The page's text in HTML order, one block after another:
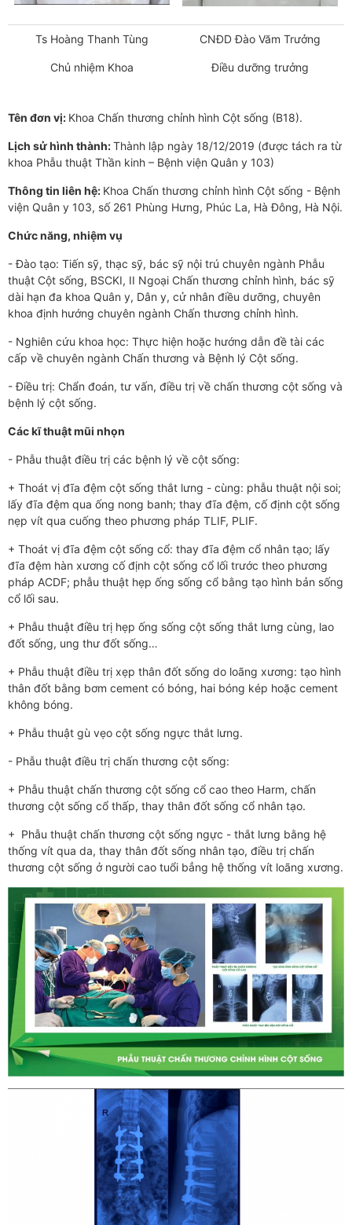
Ts Hoàng Thanh Tùng
Chủ nhiệm Khoa
CNĐD Đào Văm Trưởng
Điều dưỡng trưởng
Tên đơn vị: Khoa Chấn thương chỉnh hình Cột sống (B18).
Lịch sử hình thành:Thành lập ngày 18/12/2019 (được tách ra từ
khoa Phẫu thuật Thần kinh – Bệnh viện Quân y 103)
Thông tin liên hệ: Khoa Chấn thương chỉnh hình Cột sống - Bệnh
viện Quân y 103, số 261 Phùng Hưng, Phúc La, Hà Đông, Hà Nội.
Chức năng, nhiệm vụ
- Đào tạo: Tiến sỹ, thạc sỹ, bác sỹ nội trú chuyên ngành Phẫu
thuật Cột sống, BSCKI, II Ngoại Chấn thương chỉnh hình, bác sỹ
dài hạn đa khoa Quân y, Dân y, cử nhân điều dưỡng, chuyên
khoa định hướng chuyên ngành Chấn thương chỉnh hình.
- Nghiên cứu khoa học: Thực hiện hoặc hướng dẫn đề tài các
cấp về chuyên ngành Chấn thương và Bệnh lý Cột sống.
- Điều trị: Chẩn đoán, tư vấn, điều trị về chấn thương cột sống và
bệnh lý cột sống.
Các kĩ thuật mũi nhọn
- Phẫu thuật điều trị các bệnh lý về cột sống:
+ Thoát vị đĩa đệm cột sống thắt lưng - cùng: phẫu thuật nội soi;
lấy đĩa đệm qua ống nong banh; thay đĩa đệm, cố định cột sống
nẹp vít qua cuống theo phương pháp TLIF, PLIF.
+ Thoát vị đĩa đệm cột sống cổ: thay đĩa đệm cổ nhân tạo; lấy
đĩa đệm hàn xương cố định cột sống cổ lối trước theo phương
pháp ACDF; phẫu thuật hẹp ống sống cổ bằng tạo hình bản sống
cổ lối sau.
+ Phẫu thuật điều trị hẹp ống sống cột sống thắt lưng cùng, lao
đốt sống, ung thư đốt sống…
+ Phẫu thuật điều trị xẹp thân đốt sống do loãng xương: tạo hình
thân đốt bằng bơm cement có bóng, hai bóng kép hoặc cement
không bóng.
+ Phẫu thuật gù vẹo cột sống ngực thắt lưng.
- Phẫu thuật điều trị chấn thương cột sống:
+ Phẫu thuật chấn thương cột sống cổ cao theo Harm, chấn
thương cột sống cổ thấp, thay thân đốt sống cổ nhân tạo.
+ Phẫu thuật chấn thương cột sống ngực - thắt lưng bằng hệ
thống vít qua da, thay thân đốt sống nhân tạo, điều trị chấn
thương cột sống ở người cao tuổi bẳng hệ thống vít loãng xương.